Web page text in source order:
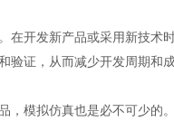
在开发新产品或采用新技
验证，从而减少开发周期和
，模拟仿真也是必不可少